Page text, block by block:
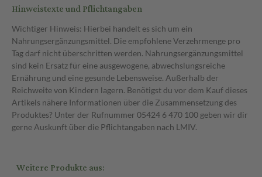
Hinweistexte und Pflichtangaben
Wichtiger Hinweis: Hierbei handelt es sich um ein
Nahrungsergänzungsmittel. Die empfohlene Verzehrmenge pro
Tag darf nicht überschritten werden. Nahrungsergänzungsmittel
sind kein Ersatz für eine ausgewogene, abwechslungsreiche
Ernährung und eine gesunde Lebensweise. Außerhalb der
Reichweite von Kindern lagern. Benötigst du vor dem Kauf dieses
Artikels nähere Informationen über die Zusammensetzung des
Produktes? Unter der Rufnummer 05424 6 470 100 geben wir dir
gerne Auskunft über die Pflichtangaben nach LMIV.
Weitere Produkte aus: